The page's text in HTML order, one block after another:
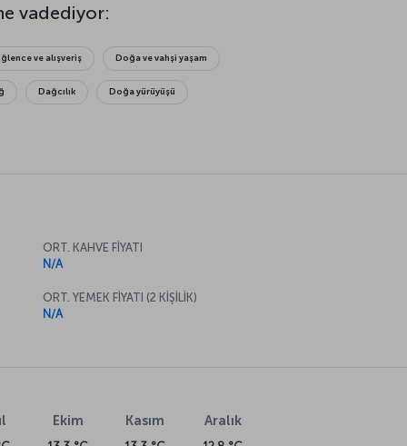
vadediyor:
ve alışveriş Doğa ve vahşi yaşam
Dağcılık Doğa yürüyüşü
ORT. KAHVE FİYATI
N/A
ORT. YEMEK FİYATI (2 KİŞİLİK)
N/A
Ekim Kasım Aralık